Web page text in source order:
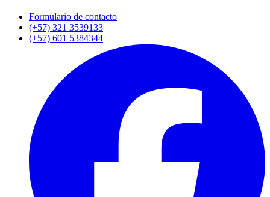
Formulario de contacto
(+57) 321 3539133
(+57) 601 5384344